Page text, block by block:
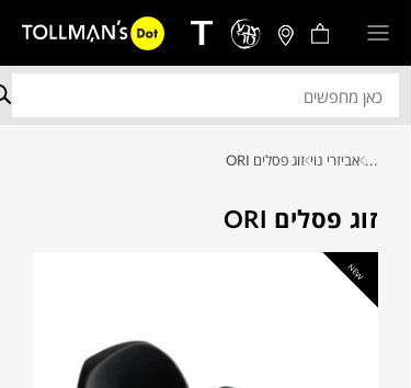
... אביזרי נוי זוג פסלים ORI
זוג פסלים ORI
NEW